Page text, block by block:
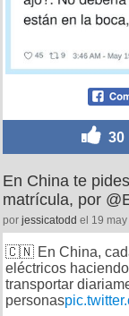
30
En China te
matrícula, por
por jessicatodd el 19
🇨🇳 En China,
eléctricos
transportar
personas